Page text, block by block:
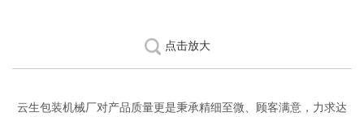
点击放大
云生包装机械厂对产品质量更是秉承精细至微、顾客满意，力求达